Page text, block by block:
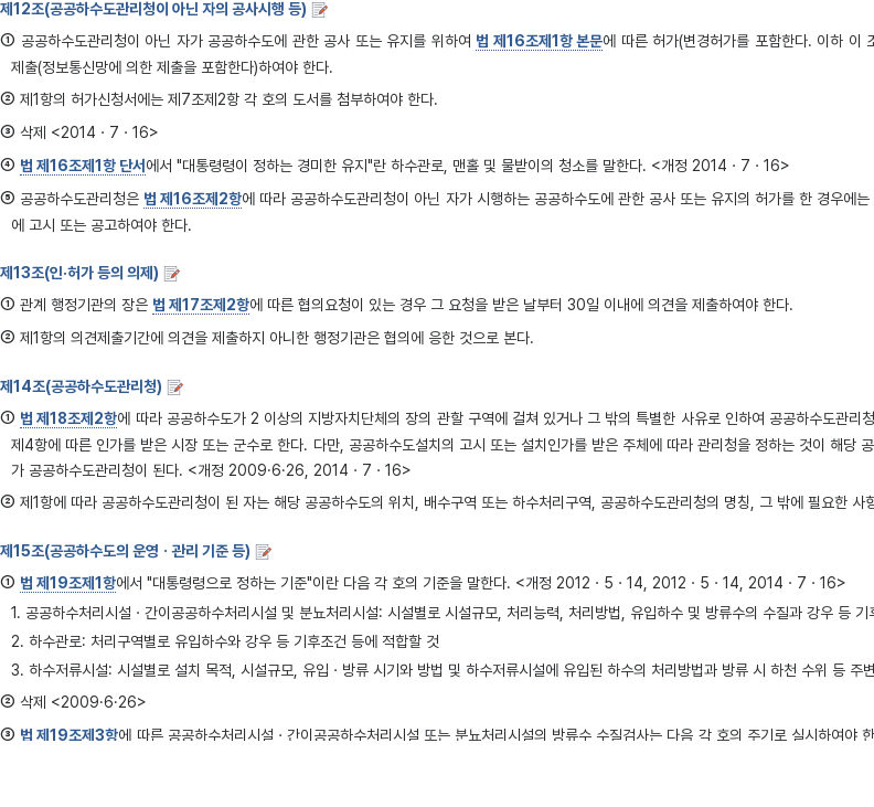
제12조(공공하수도관리청이 아닌 자의 공사시행 등)
① 공공하수도관리청이 아닌 자가 공공하수도에 관한 공사 또는 유지를 위하여 법 제16조제1항 본문에 따른 허가(변경허가를 포함한다. 이하 이
제출(정보통신망에 의한 제출을 포함한다)하여야 한다.
② 제1항의 허가신청서에는 제7조제2항 각 호의 도서를 첨부하여야 한다.
③ 삭제 <2014ㆍ7ㆍ16>
④ 법 제16조제1항 단서 에서 "대통령령이 정하는 경미한 유지"란 하수관로, 맨홀 및 물받이의 청소를 말한다. <개정 2014ㆍ7ㆍ16>
⑤ 공공하수도관리청은 법 제16조제2항에 따라 공공하수도관리청이 아닌 자가 시행하는 공공하수도에 관한 공사 또는 유지의 허가를 한 경우
에 고시 또는 공고하여야 한다.
제13조(인·허가 등의 의제)
① 관계 행정기관의 장은 법 제17조제2항에 따른 협의요청이 있는 경우 그 요청을 받은 날부터 30일 이내에 의견을 제출하여야 한다.
② 제1항의 의견제출기간에 의견을 제출하지 아니한 행정기관은 협의에 응한 것으로 본다.
제14조(공공하수도관리청)
① 법 제18조제2항에 따라 공공하수도가 2 이상의 지방자치단체의 장의 관할 구역에 걸쳐 있거나 그 밖의 특별한 사유로 인하여 공공하수도관리
제4항에 따른 인가를 받은 시장 또는 군수로 한다. 다만, 공공하수도설치의 고시 또는 설치인가를 받은 주체에 따라 관리청을 정하는 것이 해당
가 공공하수도관리청이 된다. <개정 2009·6·26, 2014ㆍ7ㆍ16>
② 제1항에 따라 공공하수도관리청이 된 자는 해당 공공하수도의 위치, 배수구역 또는 하수처리구역, 공공하수도관리청의 명칭, 그 밖에 필요한
제15조(공공하수도의 운영ㆍ관리 기준 등)
① 법 제19조제1항에서 "대통령령으로 정하는 기준"이란 다음 각 호의 기준을 말한다. <개정 2012ㆍ5ㆍ14, 2012ㆍ5ㆍ14, 2014ㆍ7ㆍ16>
1. 공공하수처리시설ㆍ간이공공하수처리시설 및 분뇨처리시설: 시설별로 시설규모, 처리능력, 처리방법, 유입하수 및 방류수의 수질과 강우 등 기
2. 하수관로: 처리구역별로 유입하수와 강우 등 기후조건 등에 적합할 것
3. 하수저류시설: 시설별로 설치 목적, 시설규모, 유입ㆍ방류 시기와 방법 및 하수저류시설에 유입된 하수의 처리방법과 방류 시 하천 수위 등 주
② 삭제 <2009·6·26>
③ 법 제19조제3항에 따른 공공하수처리시설ㆍ간이공공하수처리시설 또는 분뇨처리시설의 방류수 수질검사는 다음 각 호의 주기로 실시하여